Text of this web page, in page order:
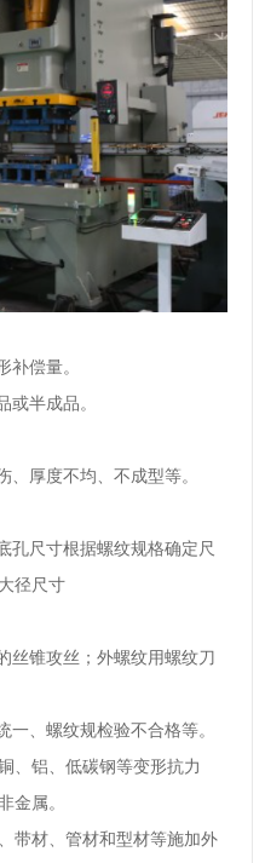
补偿量。
或半成品。
厚度不均、不成型等。
孔尺寸根据螺纹规格确定尺
径尺寸
丝锥攻丝；外螺纹用螺纹刀
、螺纹规检验不合格等。
、铝、低碳钢等变形抗力
金属。
带材、管材和型材等施加外